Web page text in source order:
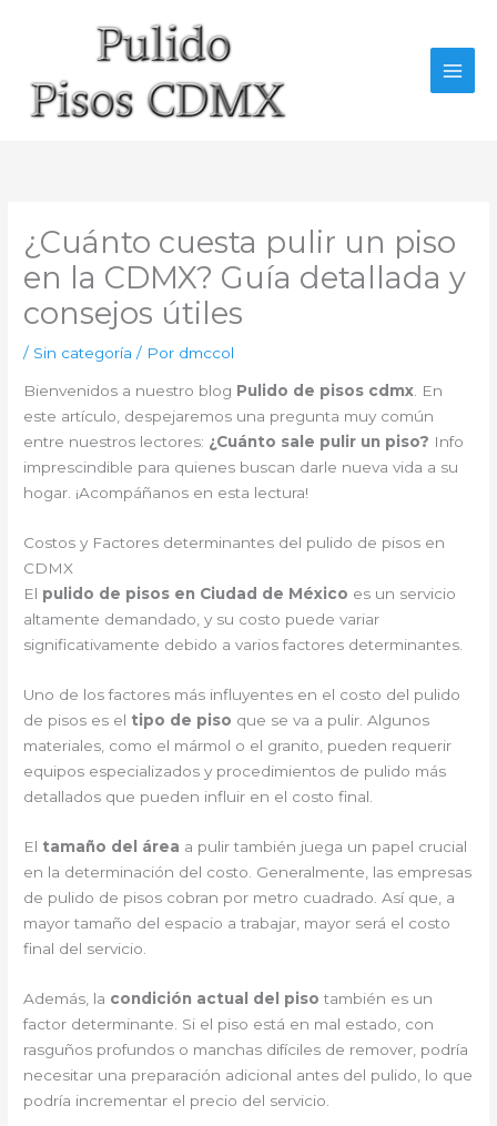
¿Cuánto cuesta pulir un piso
en la CDMX? Guía detallada y
consejos útiles
/ Sin categoría / Por dmccol
Bienvenidos a nuestro blog Pulido de pisos cdmx. En
este artículo, despejaremos una pregunta muy común
entre nuestros lectores: ¿Cuánto sale pulir un piso? Info
imprescindible para quienes buscan darle nueva vida a su
hogar. ¡Acompáñanos en esta lectura!
Costos y Factores determinantes del pulido de pisos en
CDMX
El pulido de pisos en Ciudad de México es un servicio
altamente demandado, y su costo puede variar
significativamente debido a varios factores determinantes.
Uno de los factores más influyentes en el costo del pulido
de pisos es el tipo de piso que se va a pulir. Algunos
materiales, como el mármol o el granito, pueden requerir
equipos especializados y procedimientos de pulido más
detallados que pueden influir en el costo final.
El tamaño del área a pulir también juega un papel crucial
en la determinación del costo. Generalmente, las empresas
de pulido de pisos cobran por metro cuadrado. Así que, a
mayor tamaño del espacio a trabajar, mayor será el costo
final del servicio.
Además, la condición actual del piso también es un
factor determinante. Si el piso está en mal estado, con
rasguños profundos o manchas difíciles de remover, podría
necesitar una preparación adicional antes del pulido, lo que
podría incrementar el precio del servicio.